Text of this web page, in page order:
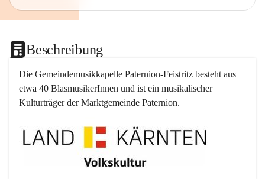
Beschreibung
Die Gemeindemusikkapelle Paternion-Feistritz besteht aus
etwa 40 BlasmusikerInnen und ist ein musikalischer
Kulturträger der Marktgemeinde Paternion.